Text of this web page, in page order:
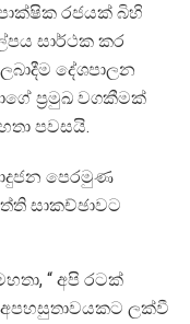
රජයක් බිහි
සාර්ථක කර
දේශපාලන
ප්‍රමුඛ වගකීමක්
පවසයි.
පෙරමුණ
සාකච්ඡාවට
“ අපි රටක්
ලක්වී